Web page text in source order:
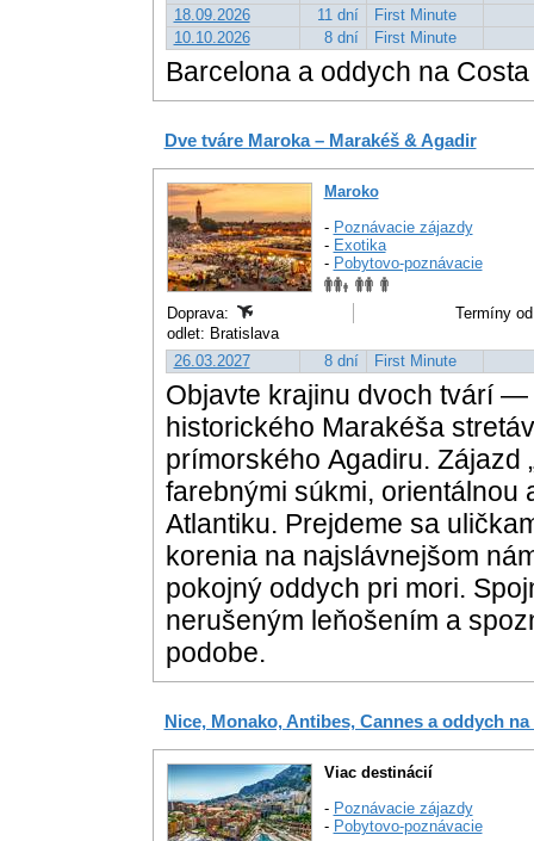
18.09.2026
11 dní
First Minute
10.10.2026
8 dní First Minute
Barcelona a oddych na
Dve tváre Maroka – Marakéš & Agadir
Maroko
- Poznávacie zájazdy
- Exotika
- Pobytovo-poznávacie
Doprava:
Termíny
odlet: Bratislava
26.03.2027
8 dní First Minute
Objavte krajinu dvoch tvárí
historického Marakéša
prímorského Agadiru. Zájazd
farebnými súkmi, orientálnou
Atlantiku. Prejdeme sa
korenia na najslávnejšom
pokojný oddych pri mori.
nerušeným leňošením a
podobe.
Nice, Monako, Antibes, Cannes a oddych
Viac destinácií
- Poznávacie zájazdy
- Pobytovo-poznávacie